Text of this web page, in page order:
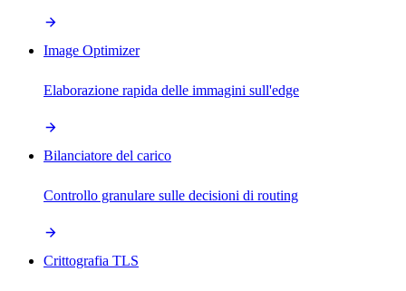
Image Optimizer
Elaborazione rapida delle immagini sull'edge
Bilanciatore del carico
Controllo granulare sulle decisioni di routing
Crittografia TLS